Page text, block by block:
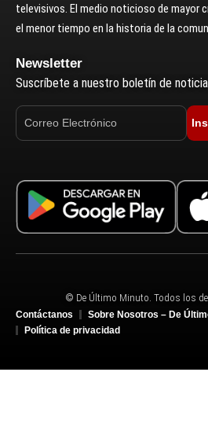
televisivos. El medio noticioso de mayor
el menor tiempo en la historia de la
Newsletter
Suscríbete a nuestro boletín de
© De Último Minuto. Todos los
Contáctanos
Sobre Nosotros – De
Política de privacidad